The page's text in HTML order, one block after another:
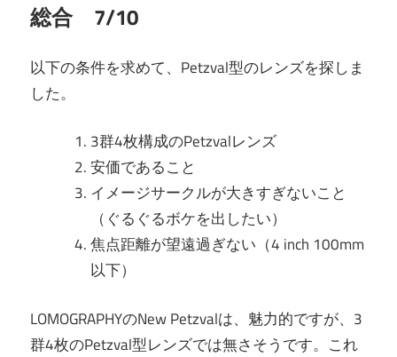
総合 7/10
以下の条件を求めて、Petzval型のレンズを探しま
した。
3群4枚構成のPetzvalレンズ
安価であること
イメージサークルが大きすぎないこと
（ぐるぐるボケを出したい）
焦点距離が望遠過ぎない（4 inch 100mm
以下）
LOMOGRAPHYのNew Petzvalは、魅力的ですが、3
群4枚のPetzval型レンズでは無さそうです。これ